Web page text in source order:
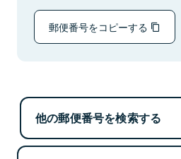
郵便番号をコピーする
他の郵便番号を検索する